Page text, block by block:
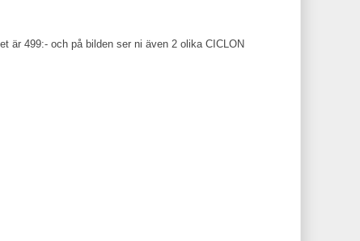
är 499:- och på bilden ser ni även 2 olika CICLON